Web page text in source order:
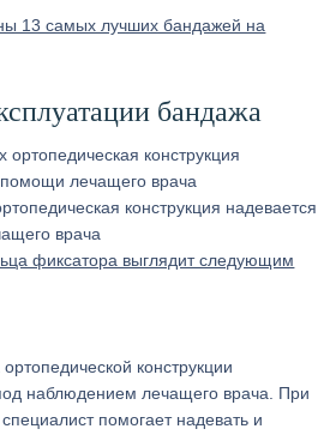
13 самых лучших бандажей на
бандажа
конструкция надевается
врача
фиксатора выглядит следующим
конструкции
наблюдением лечащего врача. При
помогает надевать и